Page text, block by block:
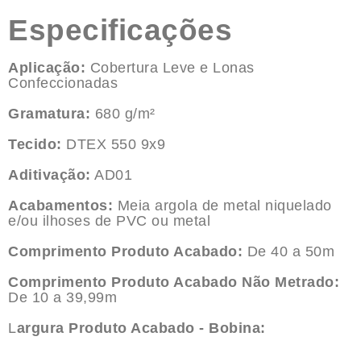
Especificações
Aplicação: Cobertura Leve e Lonas
Confeccionadas
Gramatura: 680 g/m²
Tecido: DTEX 550 9x9
Aditivação: AD01
Acabamentos: Meia argola de metal niquelado
e/ou ilhoses de PVC ou metal
Comprimento Produto Acabado: De 40 a 50m
Comprimento Produto Acabado Não Metrado:
De 10 a 39,99m
Largura Produto Acabado - Bobina: